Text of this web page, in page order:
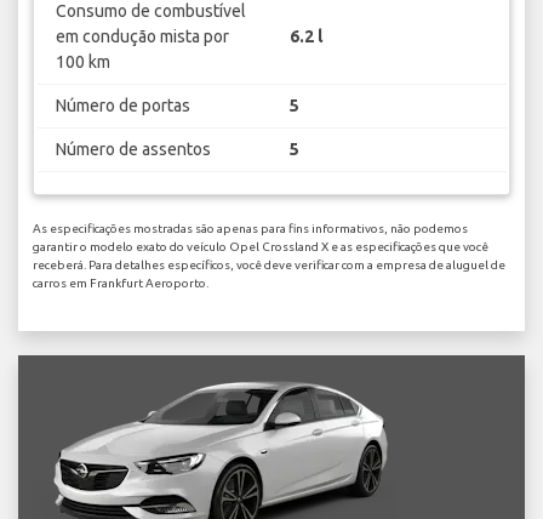
Consumo de combustível
em condução mista por
100 km
6.2 l
Número de portas 5
Número de assentos 5
As especificações mostradas são apenas para fins informativos, não podemos
garantir o modelo exato do veículo Opel Crossland X e as especificações que você
receberá. Para detalhes específicos, você deve verificar com a empresa de aluguel de
carros em Frankfurt Aeroporto.